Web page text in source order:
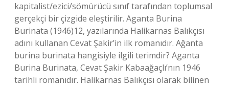
kapitalist/ezici/sömürücü sınıf tarafından toplumsal
gerçekçi bir çizgide eleştirilir. Aganta Burina
Burinata (1946)12, yazılarında Halikarnas Balıkçısı
adını kullanan Cevat Şakir’in ilk romanıdır. Ağanta
burina burinata hangisiyle ilgili terimdir? Aganta
Burina Burinata, Cevat Şakir Kabaağaçlı’nın 1946
tarihli romanıdır. Halikarnas Balıkçısı olarak bilinen